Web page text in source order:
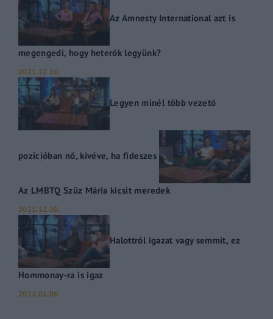
Az Amnesty International azt is
megengedi, hogy heterók legyünk?
2021.12.16.
Legyen minél több vezető
pozícióban nő, kivéve, ha fideszes
Az LMBTQ Szűz Mária kicsit meredek
2021.12.30.
Halottról igazat vagy semmit, ez
Hommonay-ra is igaz
2022.01.06.